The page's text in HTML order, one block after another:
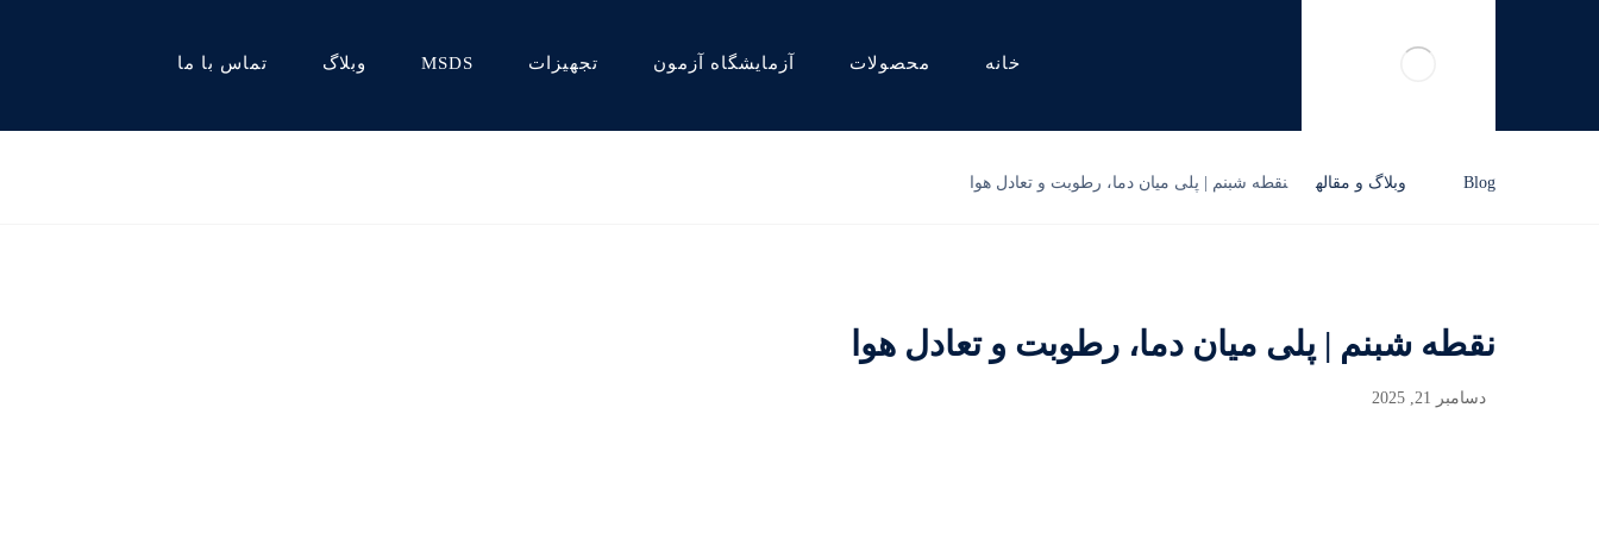
خانه محصولات آزمایشگاه آزمون تجهیزات MSDS وبلاگ تماس با ما
Blog وبلاگ و مقاله نقطه شبنم | پلی میان دما، رطوبت و تعادل هوا
نقطه شبنم | پلی میان دما، رطوبت و تعادل هوا
دسامبر 21, 2025